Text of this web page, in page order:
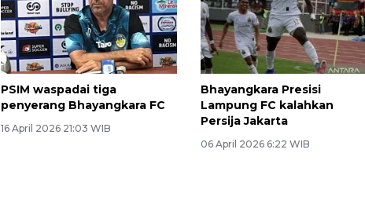
PSIM waspadai tiga
penyerang Bhayangkara FC
16 April 2026 21:03 WIB
Bhayangkara Presisi
Lampung FC kalahkan
Persija Jakarta
06 April 2026 6:22 WIB
Tingkat hunian hotel di
Lampung naik pada Maret
2026
12 May 2026 15:06 WIB